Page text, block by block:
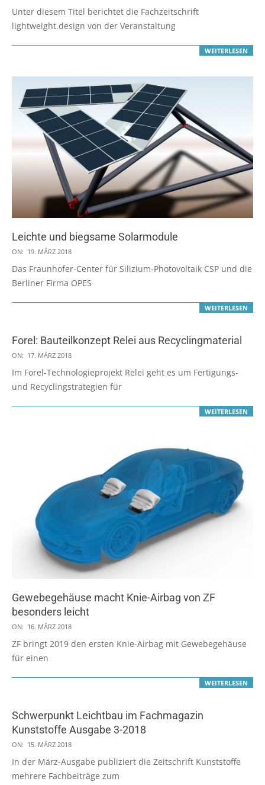
03-
19
Unter diesem Titel berichtet die Fachzeitschrift
lightweight.design von der Veranstaltung
WEITERLESEN
Leichte und biegsame Solarmodule
2018-
03-
19
ON: 19. MÄRZ 2018
Das Fraunhofer-Center für Silizium-Photovoltaik CSP und die
Berliner Firma OPES
WEITERLESEN
Forel: Bauteilkonzept Relei aus Recyclingmaterial
2018-
03-
17
ON: 17. MÄRZ 2018
Im Forel-Technologieprojekt Relei geht es um Fertigungs-
und Recyclingstrategien für
WEITERLESEN
Gewebegehäuse macht Knie-Airbag von ZF
besonders leicht
2018-
03-
16
ON: 16. MÄRZ 2018
ZF bringt 2019 den ersten Knie-Airbag mit Gewebegehäuse
für einen
WEITERLESEN
Schwerpunkt Leichtbau im Fachmagazin
Kunststoffe Ausgabe 3-2018
2018-
03-
15
ON: 15. MÄRZ 2018
In der März-Ausgabe publiziert die Zeitschrift Kunststoffe
mehrere Fachbeiträge zum